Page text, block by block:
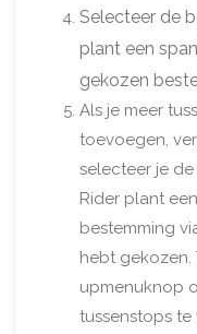
Selecteer de
plant een
gekozen
Als je meer
toevoegen,
selecteer je
Rider plant
bestemming
hebt
upmenuknop
tussenstops te